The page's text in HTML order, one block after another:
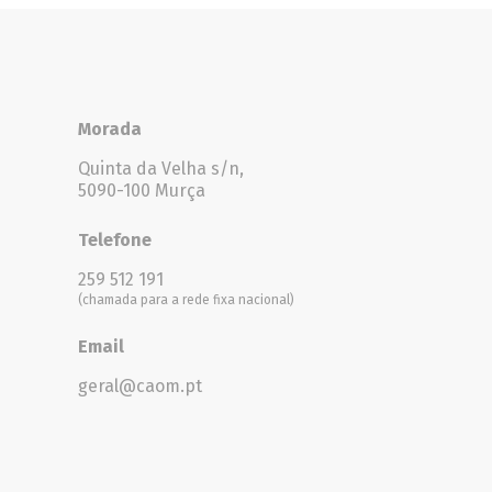
Morada
Quinta da Velha s/n,
5090-100 Murça
Telefone
259 512 191
(chamada para a rede fixa nacional)
Email
geral@caom.pt